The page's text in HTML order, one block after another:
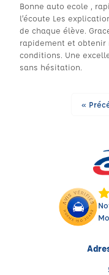
Bonne auto ecole ,
l’écoute Les
de chaque élève.
rapidement et obtenir
conditions. Une
sans hésitation.
«